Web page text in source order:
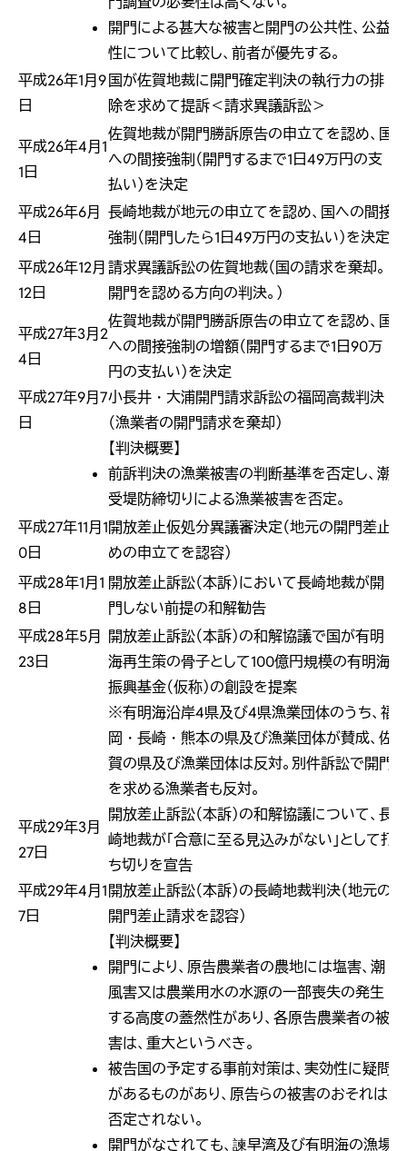
開門による甚大な被害と開門の公共性、公益
性について比較し、前者が優先する。
平成26年1月9
日
国が佐賀地裁に開門確定判決の執行力の排
除を求めて提訴＜請求異議訴訟＞
平成26年4月1
1日
佐賀地裁が開門勝訴原告の申立てを認め、国
への間接強制（開門するまで1日49万円の支
払い）を決定
平成26年6月
4日
長崎地裁が地元の申立てを認め、国への間接
強制（開門したら1日49万円の支払い）を決定
平成26年12月
12日
請求異議訴訟の佐賀地裁（国の請求を棄却。
開門を認める方向の判決。）
平成27年3月2
4日
佐賀地裁が開門勝訴原告の申立てを認め、国
への間接強制の増額（開門するまで1日90万
円の支払い）を決定
平成27年9月7
日
小長井・大浦開門請求訴訟の福岡高裁判決
（漁業者の開門請求を棄却）
【判決概要】
前訴判決の漁業被害の判断基準を否定し、潮
受堤防締切りによる漁業被害を否定。
平成27年11月1
0日
開放差止仮処分異議審決定（地元の開門差止
めの申立てを認容）
平成28年1月1
8日
開放差止訴訟（本訴）において長崎地裁が開
門しない前提の和解勧告
平成28年5月
23日
開放差止訴訟（本訴）の和解協議で国が有明
海再生策の骨子として100億円規模の有明海
振興基金（仮称）の創設を提案
※有明海沿岸4県及び4県漁業団体のうち、福
岡・長崎・熊本の県及び漁業団体が賛成、佐
賀の県及び漁業団体は反対。別件訴訟で開門
を求める漁業者も反対。
平成29年3月
27日
開放差止訴訟（本訴）の和解協議について、長
崎地裁が「合意に至る見込みがない」として打
ち切りを宣告
平成29年4月1
7日
開放差止訴訟（本訴）の長崎地裁判決（地元の
開門差止請求を認容）
【判決概要】
開門により、原告農業者の農地には塩害、潮
風害又は農業用水の水源の一部喪失の発生
する高度の蓋然性があり、各原告農業者の被
害は、重大というべき。
被告国の予定する事前対策は、実効性に疑問
があるものがあり、原告らの被害のおそれは
否定されない。
開門がなされても、諫早湾及び有明海の漁場